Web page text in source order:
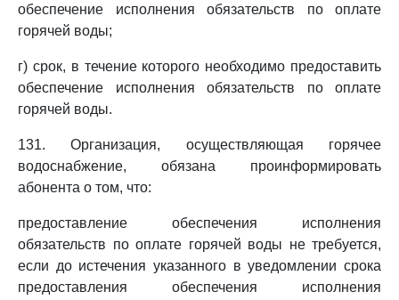
обеспечение исполнения обязательств по оплате
горячей воды;
г) срок, в течение которого необходимо предоставить
обеспечение исполнения обязательств по оплате
горячей воды.
131. Организация, осуществляющая горячее
водоснабжение, обязана проинформировать
абонента о том, что:
предоставление обеспечения исполнения
обязательств по оплате горячей воды не требуется,
если до истечения указанного в уведомлении срока
предоставления обеспечения исполнения